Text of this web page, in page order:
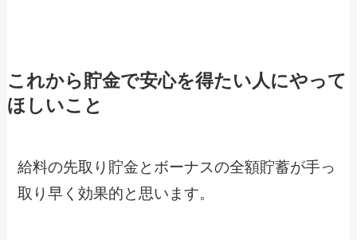
これから貯金で安心を得たい人にやって
ほしいこと
給料の先取り貯金とボーナスの全額貯蓄が手っ
取り早く効果的と思います。